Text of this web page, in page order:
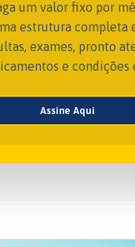
um valor fixo por
estrutura completa
exames, pronto
e condições
Assine Aqui